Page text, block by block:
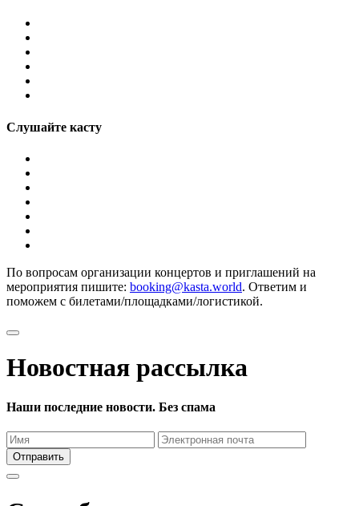
Слушайте касту
По вопросам организации концертов и приглашений на
мероприятия пишите: booking@kasta.world. Ответим и
поможем с билетами/площадками/логистикой.
Новостная рассылка
Наши последние новости. Без спама
Отправить